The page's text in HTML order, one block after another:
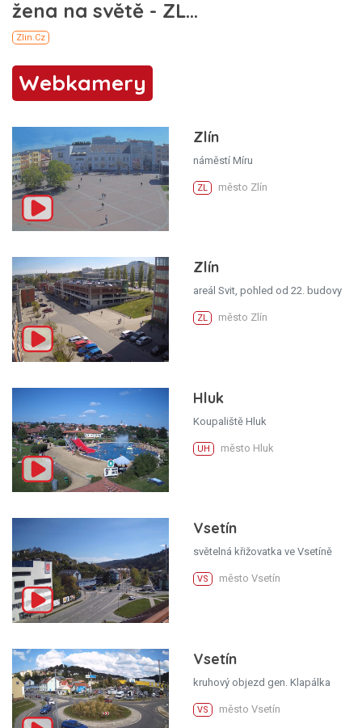
Webkamery
Zlín
náměstí Míru
ZL město Zlín
Zlín
areál Svit, pohled od 22. budovy
ZL město Zlín
Hluk
Koupaliště Hluk
UH město Hluk
Vsetín
světelná křižovatka ve Vsetíně
VS město Vsetín
Vsetín
kruhový objezd gen. Klapálka
VS město Vsetín